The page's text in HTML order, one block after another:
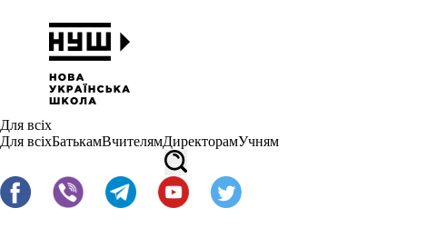
Для всіх
Для всіхБатькамВчителямДиректорамУчням